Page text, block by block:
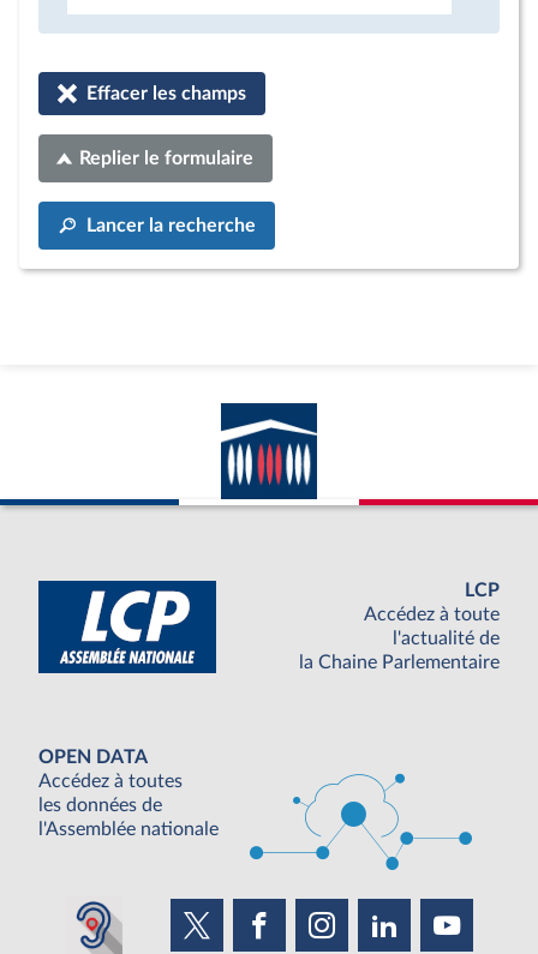
Effacer les champs
Replier le formulaire
Lancer la recherche
LCP
Accédez à toute
l'actualité de
la Chaine Parlementaire
OPEN DATA
Accédez à toutes
les données de
l'Assemblée nationale